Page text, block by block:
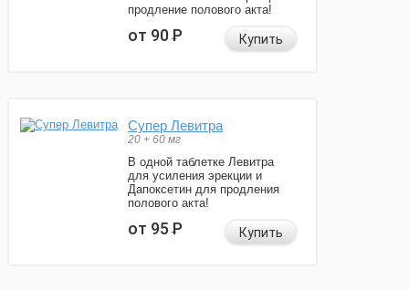
продление полового акта!
от 90Р Купить
Супер Левитра
20 + 60 мг
В одной таблетке Левитра
для усиления эрекции и
Дапоксетин для продления
полового акта!
от 95Р Купить